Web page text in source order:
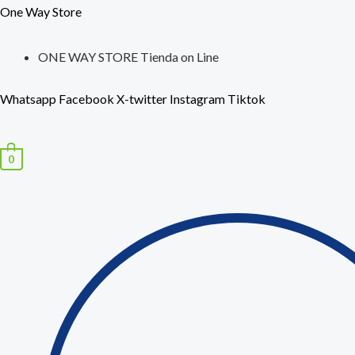
Ir
contenido
One Way Store
ONE WAY STORE Tienda on Line
Whatsapp Facebook X-twitter Instagram Tiktok
0
Búsqueda
productos